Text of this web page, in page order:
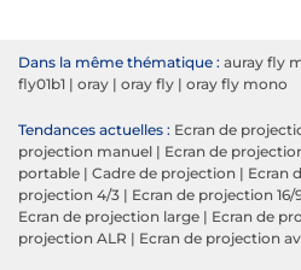
Dans la même thématique : auray fly
fly01b1 | oray | oray fly | oray fly mono
Tendances actuelles : Ecran de
projection manuel | Ecran de
portable | Cadre de projection | Ecran
projection 4/3 | Ecran de projection 16/
Ecran de projection large | Ecran de
projection ALR | Ecran de projection